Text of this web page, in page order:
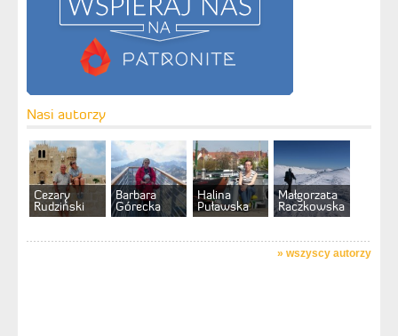
Nasi autorzy
Cezary
Rudziński
Barbara
Górecka
Halina
Puławska
Małgorzata
Raczkowska
» wszyscy autorzy